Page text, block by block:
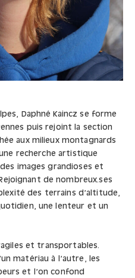
Daphné Kaincz se forme
puis rejoint la section
aux milieux montagnards
recherche artistique
images grandioses et
de nombreux.ses
des terrains d’altitude,
une lenteur et un
et transportables.
matériau à l’autre, les
et l’on confond